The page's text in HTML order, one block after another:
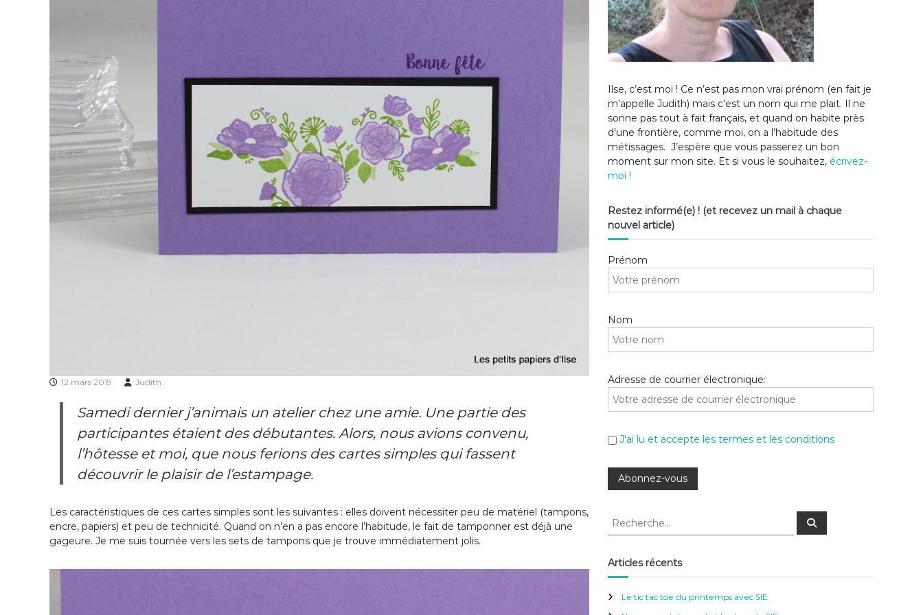
12 mars 2019 Judith
Samedi dernier j’animais un atelier chez une amie. Une partie des
participantes étaient des débutantes. Alors, nous avions convenu,
l’hôtesse et moi, que nous ferions des cartes simples qui fassent
découvrir le plaisir de l’estampage.
Les caractéristiques de ces cartes simples sont les suivantes : elles doivent nécessiter peu de matériel (tampons,
encre, papiers) et peu de technicité. Quand on n’en a pas encore l’habitude, le fait de tamponner est déjà une
gageure. Je me suis tournée vers les sets de tampons que je trouve immédiatement jolis.
Ilse, c’est moi ! Ce n’est pas mon vrai prénom (en fait je
m’appelle Judith) mais c’est un nom qui me plait. Il ne
sonne pas tout à fait français, et quand on habite près
d’une frontière, comme moi, on a l’habitude des
métissages. J’espère que vous passerez un bon
moment sur mon site. Et si vous le souhaitez, écrivez-
moi !
Restez informé(e) ! (et recevez un mail à chaque
nouvel article)
Prénom
Nom
Adresse de courrier électronique:
J'ai lu et accepte les termes et les conditions
R
h
e
c
R
c
Articles récents
Le tic tac toe du printemps avec SIE